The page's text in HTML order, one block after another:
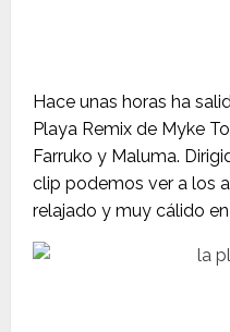
Hace unas horas ha
Playa Remix de Myke
Farruko y Maluma.
clip podemos ver a los
relajado y muy cálido